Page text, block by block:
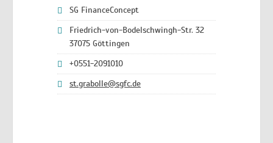
SG FinanceConcept
Friedrich-von-Bodelschwingh-Str. 32
37075 Göttingen
+0551-2091010
st.grabolle@sgfc.de